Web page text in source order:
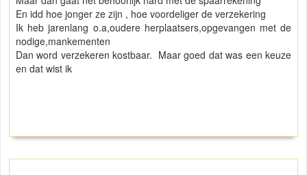
En idd hoe jonger ze zijn , hoe voordeliger de verzekering
Ik heb jarenlang o.a,oudere herplaatsers,opgevangen met de
nodige,mankementen
Dan word verzekeren kostbaar. Maar goed dat was een keuze
en dat wist ik